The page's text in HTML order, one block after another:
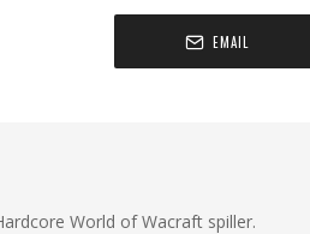
EMAIL
World of Wacraft spiller.